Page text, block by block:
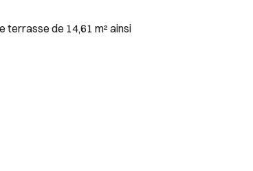
terrasse de 14,61 m² ainsi